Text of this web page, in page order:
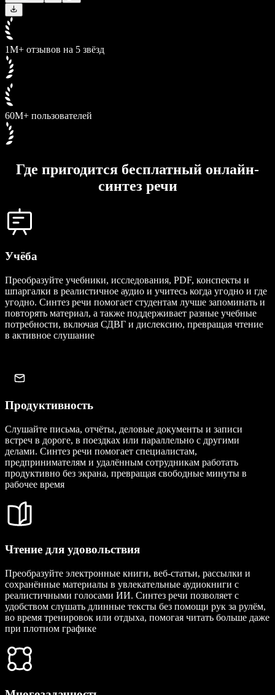
1M+ отзывов на 5 звёзд
60M+ пользователей
Где пригодится бесплатный онлайн-
синтез речи
Учёба
Преобразуйте учебники, исследования, PDF, конспекты и
шпаргалки в реалистичное аудио и учитесь когда угодно и где
угодно. Синтез речи помогает студентам лучше запоминать и
повторять материал, а также поддерживает разные учебные
потребности, включая СДВГ и дислексию, превращая чтение
в активное слушание
Продуктивность
Слушайте письма, отчёты, деловые документы и записи
встреч в дороге, в поездках или параллельно с другими
делами. Синтез речи помогает специалистам,
предпринимателям и удалённым сотрудникам работать
продуктивно без экрана, превращая свободные минуты в
рабочее время
Чтение для удовольствия
Преобразуйте электронные книги, веб-статьи, рассылки и
сохранённые материалы в увлекательные аудиокниги с
реалистичными голосами ИИ. Синтез речи позволяет с
удобством слушать длинные тексты без помощи рук за рулём,
во время тренировок или отдыха, помогая читать больше даже
при плотном графике